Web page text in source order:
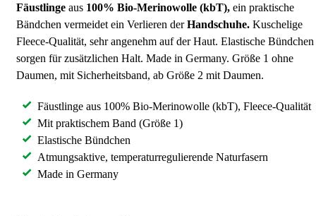
Fäustlinge aus 100% Bio-Merinowolle (kbT), ein praktische
Bändchen vermeidet ein Verlieren derHandschuhe. Kuschelige
Fleece-Qualität, sehr angenehm auf der Haut. Elastische Bündchen
sorgen für zusätzlichen Halt. Made in Germany. Größe 1 ohne
Daumen, mit Sicherheitsband, ab Größe 2 mit Daumen.
Fäustlinge aus 100% Bio-Merinowolle (kbT), Fleece-Qualität
Mit praktischem Band (Größe 1)
Elastische Bündchen
Atmungsaktive, temperaturregulierende Naturfasern
Made in Germany